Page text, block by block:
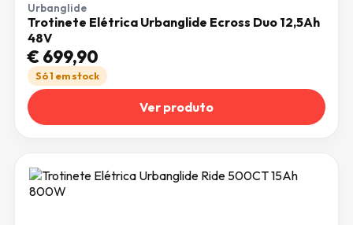
Urbanglide
Trotinete Elétrica Urbanglide Ecross Duo 12,5Ah
48V
€699,90
Só 1 em stock
Ver produto